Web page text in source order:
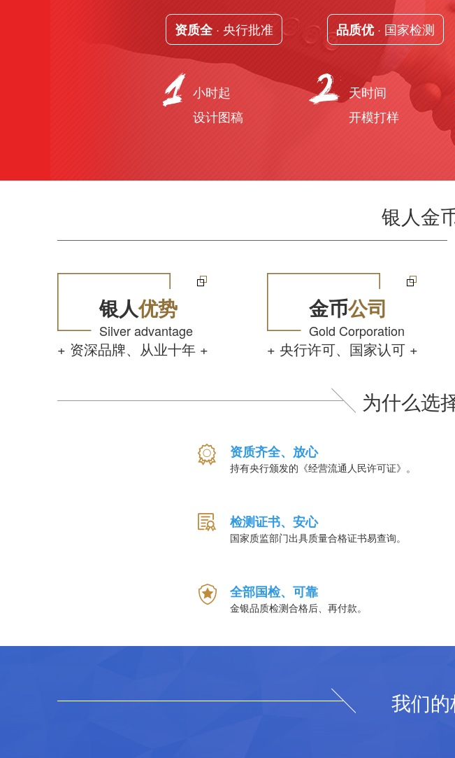
资质全· 央行批准 品质优· 国家检测
小时起
设计图稿
天时间
开模打样
银人金
银人优势
Silver advantage
+ 资深品牌、从业十年 +
金币公司
Gold Corporation
+ 央行许可、国家认可 +
为什么选
资质齐全、放心
持有央行颁发的《经营流通人民许可证》。
检测证书、安心
国家质监部门出具质量合格证书易查询。
全部国检、可靠
金银品质检测合格后、再付款。
我们